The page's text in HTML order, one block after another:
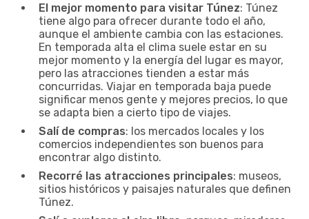
El mejor momento para visitar Túnez: Túnez
tiene algo para ofrecer durante todo el año,
aunque el ambiente cambia con las estaciones.
En temporada alta el clima suele estar en su
mejor momento y la energía del lugar es mayor,
pero las atracciones tienden a estar más
concurridas. Viajar en temporada baja puede
significar menos gente y mejores precios, lo que
se adapta bien a cierto tipo de viajes.
Salí de compras: los mercados locales y los
comercios independientes son buenos para
encontrar algo distinto.
Recorré las atracciones principales: museos,
sitios históricos y paisajes naturales que definen
Túnez.